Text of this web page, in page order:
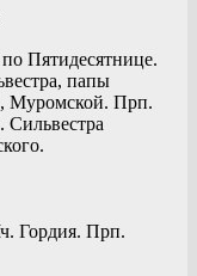
Пятидесятнице.
папы
Муромской. Прп.
Сильвестра
Гордия. Прп.